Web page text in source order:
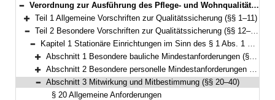
Bereich reduzieren
Verordnung zur Ausführung des Pflege- und Wohnqualitätsgesetzes und Weiterbildung in der Pflege und Hebammenkunde (AVPfleWoqG) Vom 27. Juli 2011 (GVBl. S. 346) BayRS 2170-5-1-G (§§ 1–91)
Bereich erweitern
Teil 1 Allgemeine Vorschriften zur Qualitätssicherung (§§ 1–11)
Bereich reduzieren
Teil 2 Besondere Vorschriften zur Qualitätssicherung (§§ 12–49)
Bereich reduzieren
Kapitel 1 Stationäre Einrichtungen im Sinn des § 1 Abs. 1 Satz 1 Nr. 1 (§§ 12–40)
Bereich erweitern
Abschnitt 1 Besondere bauliche Mindestanforderungen (§§ 12–15)
Bereich erweitern
Abschnitt 2 Besondere personelle Mindestanforderungen (§§ 16–19)
Bereich reduzieren
Abschnitt 3 Mitwirkung und Mitbestimmung (§§ 20–40)
§ 20 Allgemeine Anforderungen